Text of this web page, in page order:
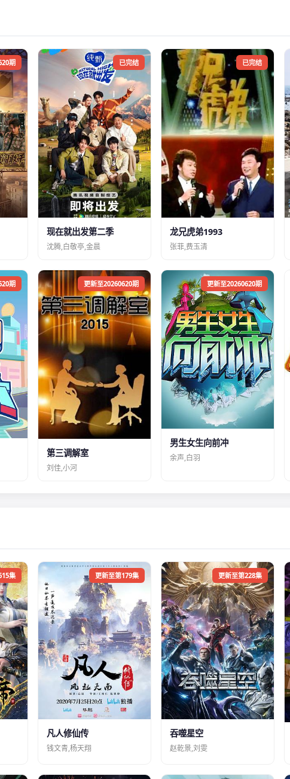
期 已完结
现在就出发第二季
沈腾,白敬亭,金晨
已完结
龙兄虎弟1993
张菲,费玉清
期 更新至20260620期
第三调解室
刘佳,小河
更新至20260620期
男生女生向前冲
余声,白羽
集 更新至第179集
凡人修仙传
钱文青,杨天翔
更新至第228集
吞噬星空
赵乾景,刘雯